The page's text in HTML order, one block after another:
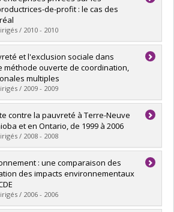
dans Papyrus
de-profit : le cas des
/ 2010 - 2010
dans Papyrus
et l'exclusion sociale dans
méthode ouverte de coordination,
multiples
/ 2009 - 2009
Florence
dans Papyrus
contre la pauvreté à Terre-Neuve
et en Ontario, de 1999 à 2006
/ 2008 - 2008
Célia
dans Papyrus
: une comparaison des
des impacts environnementaux
/ 2006 - 2006